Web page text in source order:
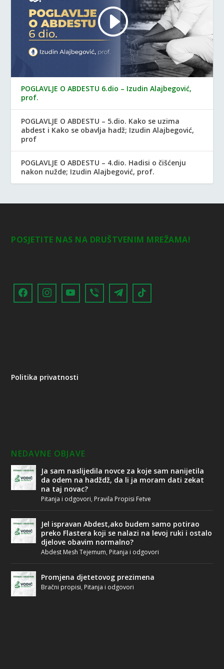
POGLAVLJE O ABDESTU 6.dio – Izudin Alajbegović,
prof.
POGLAVLJE O ABDESTU – 5.dio. Kako se uzima
abdest i Kako se obavlja hadž; Izudin Alajbegović,
prof
POGLAVLJE O ABDESTU – 4.dio. Hadisi o čišćenju
nakon nužde; Izudin Alajbegović, prof.
POSJETITE NAS NA DRUŠTVENIM MREŽAMA!
Politika privatnosti
NEDAVNE OBJAVE
Ja sam naslijedila novce za koje sam nanijetila
da odem na hadždž, da li ja moram dati zekat
na taj novac?
Pitanja i odgovori, Pravila Propisi Fetve
Jel ispravan Abdest,ako budem samo potirao
preko Flastera koji se nalazi na levoj ruki i ostalo
djelove obavim normalno?
Abdest Mesh Tejemum, Pitanja i odgovori
Promjena djetetovog prezimena
Bračni propisi, Pitanja i odgovori